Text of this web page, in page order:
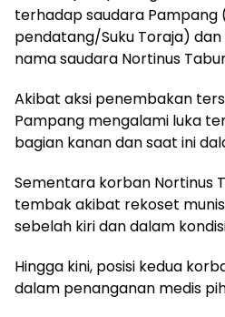
terhadap saudara Pampang
pendatang/Suku Toraja)
nama saudara Nortinus
Akibat aksi penembakan
Pampang mengalami luka
bagian kanan dan saat ini
Sementara korban Nortinus
tembak akibat rekoset
sebelah kiri dan dalam
Hingga kini, posisi kedua
dalam penanganan medis